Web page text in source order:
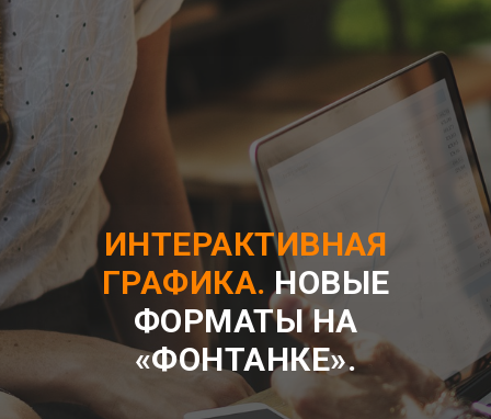
ИНТЕРАКТИВНАЯ
ГРАФИКА. НОВЫЕ
ФОРМАТЫ НА
«ФОНТАНКЕ».